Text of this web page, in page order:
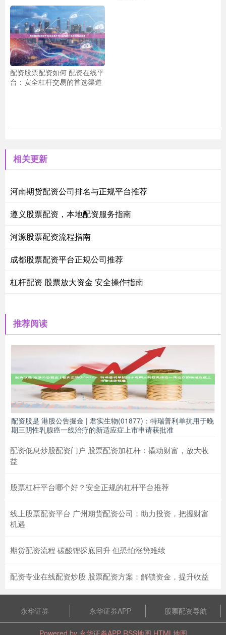
配资股票配资如何 配资在线平
台：安全杠杆交易的首选渠道
相关更新
河南期货配资公司排名与正规平台推荐
遵义股票配资，本地配资服务指南
河源股票配资流程指南
成都股票配资平台正规公司推荐
杠杆配资 股票放大资金 安全操作指南
推荐阅读
配资股是 港股公告掘金 | 君实生物(01877)：特瑞普利单抗用于晚
期三阴性乳腺癌一线治疗的新适应症上市申请获批准
配资低息炒股配资门户 股票配资加杠杆：撬动财富，放大收
益
股票杠杆平台哪个好？安全正规的杠杆平台推荐
线上股票配资平台 广州期货配资公司：助力投资，把握财富
机遇
期货配资流程 碳酸锂探底回升 但恐怕涨势难续
配资专业在线配资炒股 股票配资方案：解锁资金，提升收益
永华证券 永华证券APP 股票配资导航
Powered by 永华证券APP RSS地图 HTML地图